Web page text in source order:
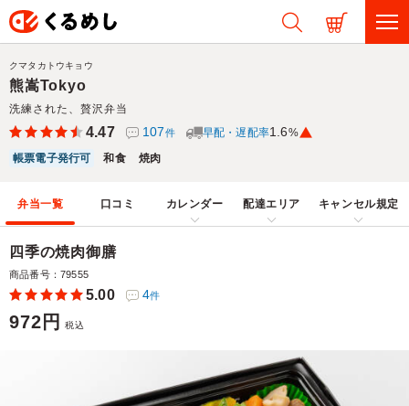
熊嵩Tokyo
洗練された、贅沢弁当
クマタカトウキョウ
4.47 107件 早配・遅配率1.6%
帳票電子発行可
和食 焼肉
弁当一覧 口コミ カレンダー 配達エリア キャンセル規定
四季の焼肉御膳
商品番号：79555
5.00 4件
972円 税込